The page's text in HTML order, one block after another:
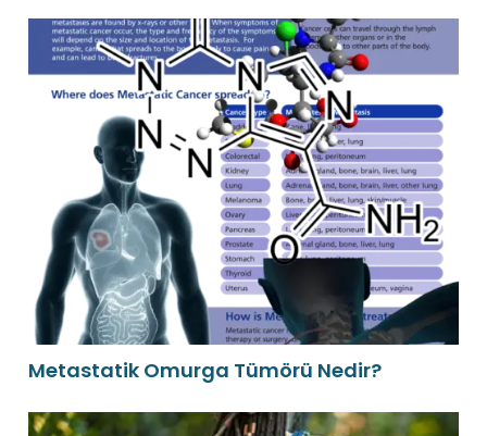
Metastatik Omurga Tümörü Nedir?